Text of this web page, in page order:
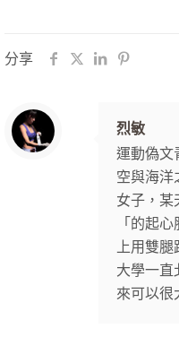
分享
烈敏
運動偽文
空與海洋
女子，某
「的起
上用雙腿
大學一直
來可以很